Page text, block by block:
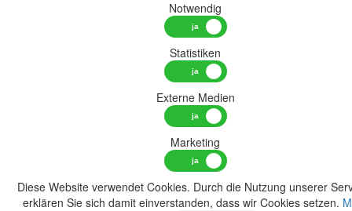
Notwendig
Statistiken
Externe Medien
Marketing
Diese Website verwendet Cookies. Durch die Nutzung unserer
erklären Sie sich damit einverstanden, dass wir Cookies setzen.